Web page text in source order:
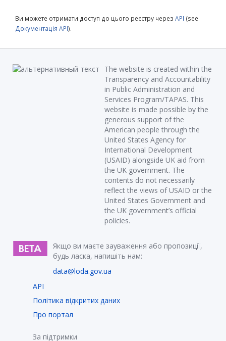
Ви можете отримати доступ до цього реєстру через API (see
Документація API).
The website is created within the
Transparency and Accountability
in Public Administration and
Services Program/TAPAS. This
website is made possible by the
generous support of the
American people through the
United States Agency for
International Development
(USAID) alongside UK aid from
the UK government. The
contents do not necessarily
reflect the views of USAID or the
United States Government and
the UK government’s official
policies.
Якщо ви маєте зауваження або пропозиції,
будь ласка, напишіть нам:
data@loda.gov.ua
API
Політика відкритих даних
Про портал
За підтримки